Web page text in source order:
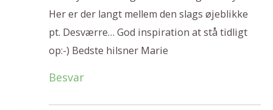
Her er der langt mellem den slags øjeblikke
pt. Desværre… God inspiration at stå tidligt
op:-) Bedste hilsner Marie
Besvar